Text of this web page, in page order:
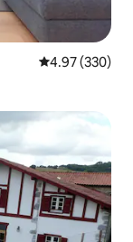
Calificación
4.97 (330)